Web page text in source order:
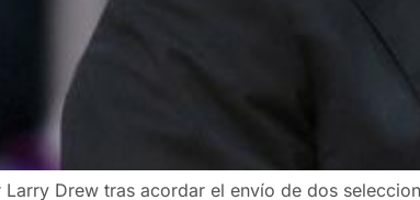
Drew tras acordar el envío de dos